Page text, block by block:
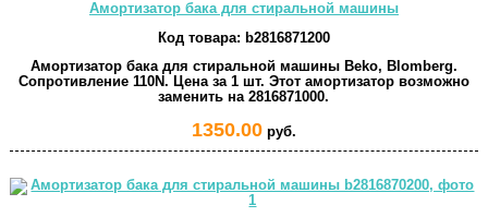
Амортизатор бака для стиральной машины
Код товара: b2816871200
Амортизатор бака для стиральной машины Beko, Blomberg.
Сопротивление 110N. Цена за 1 шт. Этот амортизатор возможно
заменить на 2816871000.
1350.00руб.